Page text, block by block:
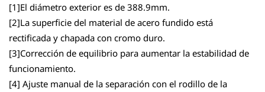
[1]El diámetro exterior es de 388.9mm.
[2]La superficie del material de acero fundido está
rectificada y chapada con cromo duro.
[3]Corrección de equilibrio para aumentar la estabilidad de
funcionamiento.
[4] Ajuste manual de la separación con el rodillo de la